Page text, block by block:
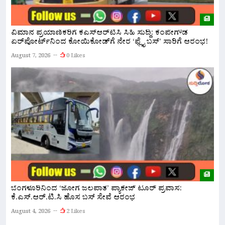
ವಿಮಾನ ಪ್ರಯಾಣಿಕರಿಗೆ ಕೆಎಸ್‌ಆರ್‌ಟಿಸಿ ಸಿಹಿ ಸುದ್ದಿ: ಕೆಂಪೇಗೌಡ
ಏರ್‌ಪೋರ್ಟ್‌ನಿಂದ ಕೋಯಿಕೋಡ್‌ಗೆ ನೇರ ‘ಫ್ಲೈ ಬಸ್’ ಸಾರಿಗೆ ಆರಂಭ!
August 7, 2026 0 Likes
ಬೆಂಗಳೂರಿನಿಂದ ‘ಜೋಗ ಜಲಪಾತ’ ಪ್ಯಾಕೇಜ್ ಟೂರ್ ಪ್ರವಾಸ:
ಕೆ.ಎಸ್.ಆರ್.ಟಿ.ಸಿ ಹೊಸ ಬಸ್ ಸೇವೆ ಆರಂಭ
August 4, 2026 2 Likes